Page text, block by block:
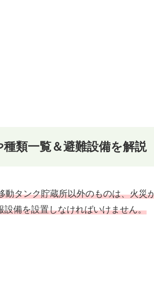
類一覧＆避難設備を解説
タンク貯蔵所以外のものは、火災
備を設置しなければいけません。